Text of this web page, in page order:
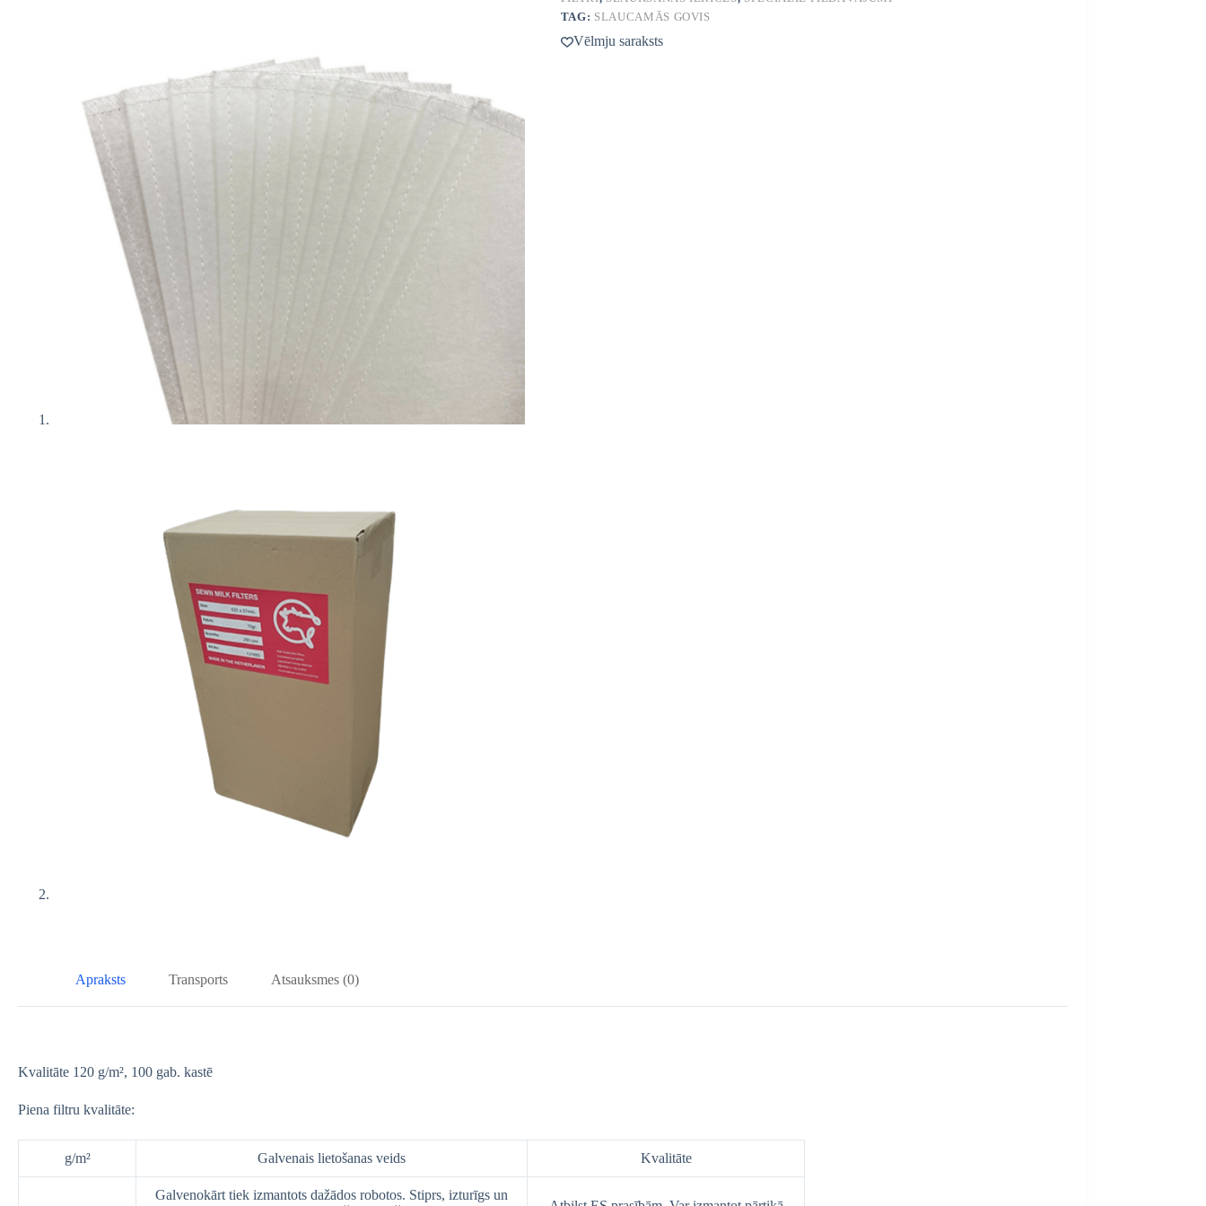
TAG: SLAUCAMĀS GOVIS
Vēlmju saraksts
Apraksts Transports Atsauksmes (0)
Kvalitāte 120 g/m², 100 gab. kastē
Piena filtru kvalitāte:
g/m² Galvenais lietošanas veids Kvalitāte
Galvenokārt tiek izmantots dažādos robotos. Stiprs, izturīgs un